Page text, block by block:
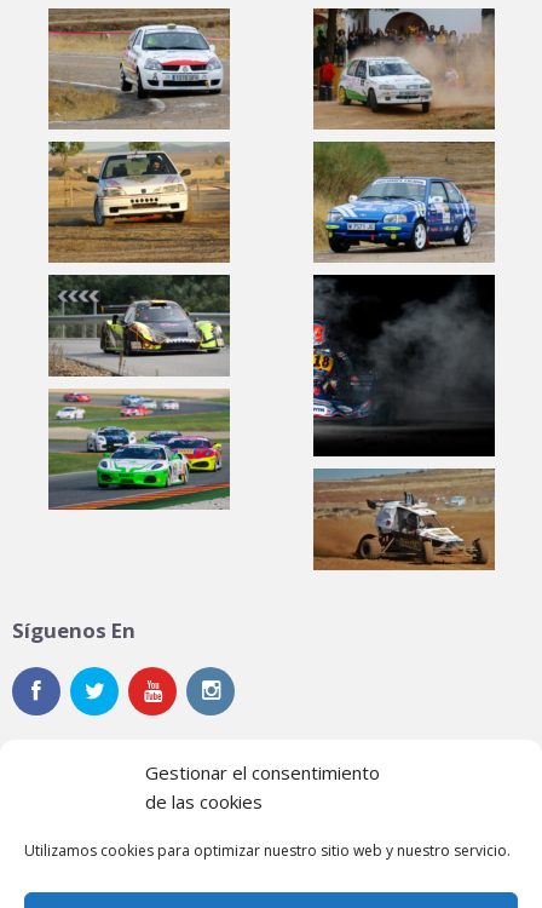
Gestionar el consentimiento
de las cookies
Utilizamos cookies para optimizar nuestro sitio web y nuestro servicio.
Síguenos En
Noticias
Contacto